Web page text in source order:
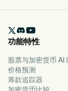
信息帮助使用其
管发展并降低政
还提供欧盟问题
盟提供公共政策
覆盖全球80多个

功能特性
股票与加密货币 AI
价格预测
筹款追踪器
加密货币比较